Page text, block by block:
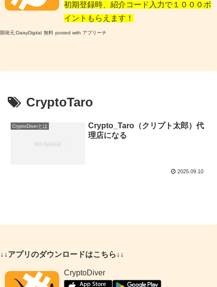
初期登録時、紹介コード入力で１０００ポ
イントもらえます！
開発元:DaisyDigital 無料 posted with アプリーチ
CryptoTaro
CryptoDiverとは
Crypto_Taro（クリプト太郎）代
理店になる
2025.09.10
↓↓アプリのダウンロードはこちら↓↓
CryptoDiver